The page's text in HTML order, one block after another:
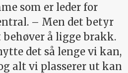
som er leder for
– Men det betyr
å ligge brakk.
det så lenge vi kan,
alt vi plasserer ut kan